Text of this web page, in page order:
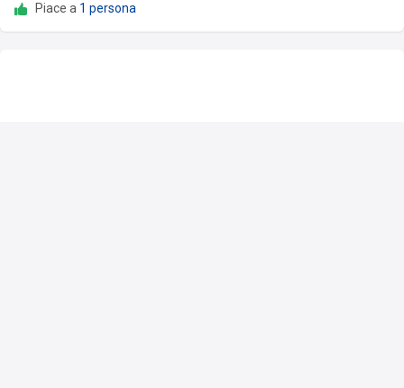
Piace a 1 persona